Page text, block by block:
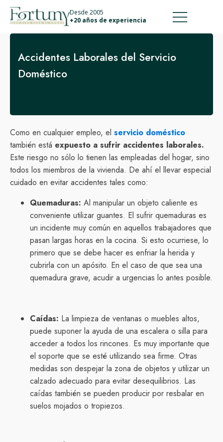
911 887 226
Desde 2005
+20 años de experiencia
Accidentes Laborales del Servicio
Doméstico
Como en cualquier empleo, el servicio doméstico
también está expuesto a sufrir accidentes laborales.
Este riesgo no sólo lo tienen las empleadas del hogar, sino
todos los miembros de la vivienda. De ahí el llevar especial
cuidado en evitar accidentes tales como:
Quemaduras: Al manipular un objeto caliente es
conveniente utilizar guantes. El sufrir quemaduras es
un incidente muy común en aquellos trabajadores que
pasan largas horas en la cocina. Si esto ocurriese, lo
primero que se debe hacer es enfriar la herida y
cubrirla con un apósito. En el caso de que sea una
quemadura grave, acudir a urgencias lo antes posible.
Caídas: La limpieza de ventanas o muebles altos,
puede suponer la ayuda de una escalera o silla para
acceder a todos los rincones. Es muy importante que
el soporte que se esté utilizando sea firme. Otras
medidas son despejar la zona de objetos y utilizar un
calzado adecuado para evitar desequilibrios. Las
caídas también se pueden producir por resbalar en
suelos mojados o tropiezos.